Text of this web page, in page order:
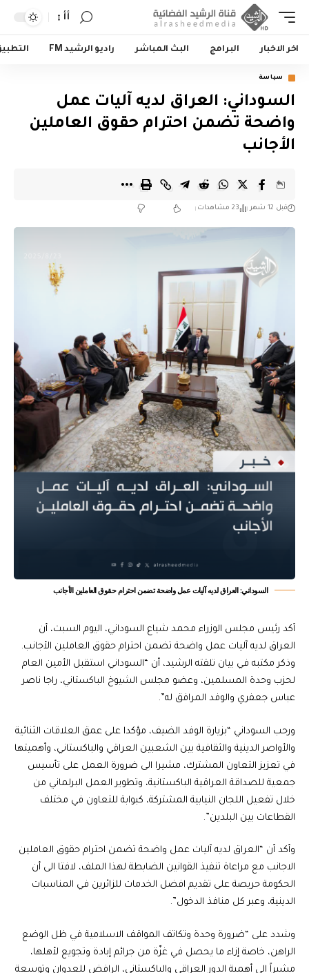
أأ
اخر الاخبار البرامج البث المباشر راديو الرشيد FM
سياسة
السوداني: العراق لديه آليات عمل
واضحة تضمن احترام حقوق العاملين
الأجانب
قبل 12 شهر 23 مشاهدات
السوداني: العراق لديه آليات عمل واضحة تضمن احترام حقوق العاملين الأجانب
أكد رئيس مجلس الوزراء محمد شياع السوداني، اليوم السبت، أن
العراق لديه آليات عمل واضحة تضمن احترام حقوق العاملين الأجانب.
وذكر مكتبه في بيان تلقته الرشيد، أن “السوداني استقبل الأمين العام
لحزب وحدة المسلمين، وعضو مجلس الشيوخ الباكستاني، راجا ناصر
عباس جعفري والوفد المرافق له”.
ورحب السوداني “بزيارة الوفد الضيف، مؤكدا على عمق العلاقات الثنائية
والأواصر الدينية والثقافية بين الشعبين العراقي والباكستاني، وأهميتها
في تعزيز التعاون المشترك، مشيرا الى ضرورة العمل على تأسيس
جمعية للصداقة العراقية الباكستانية، وتطوير العمل البرلماني من
خلال تفعيل اللجان النيابية المشتركة، كبوابة للتعاون في مختلف
القطاعات بين البلدين”.
وأكد أن “العراق لديه آليات عمل واضحة تضمن احترام حقوق العاملين
الاجانب مع مراعاة تنفيذ القوانين الضابطة لهذا الملف، لافتا الى أن
الحكومة حريصة على تقديم افضل الخدمات للزائرين في المناسبات
الدينية، وعبر كل منافذ الدخول”.
وشدد على “ضرورة وحدة وتكاتف المواقف الاسلامية في ظل الوضع
الراهن، خاصة إزاء ما يحصل في غزّة من جرائم إبادة وتجويع لأهلها،
مشيراً الى أهمية الدور العراقي والباكستاني، الرافض للعدوان وتوسعة